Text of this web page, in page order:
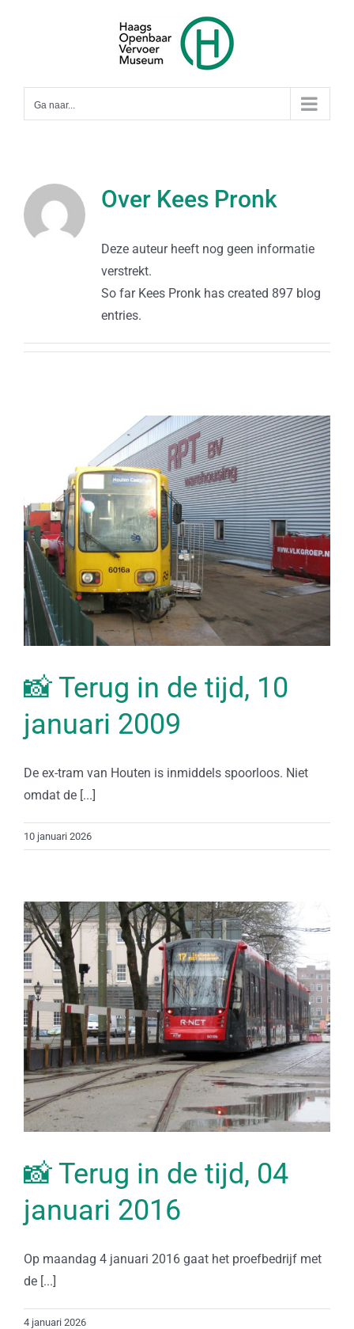
Ga naar...
Over Kees Pronk
Deze auteur heeft nog geen informatie
verstrekt.
So far Kees Pronk has created 897 blog
entries.
📸 Terug in de tijd, 10
januari 2009
De ex-tram van Houten is inmiddels spoorloos. Niet
omdat de [...]
10 januari 2026
📸 Terug in de tijd, 04
januari 2016
Op maandag 4 januari 2016 gaat het proefbedrijf met
de [...]
4 januari 2026